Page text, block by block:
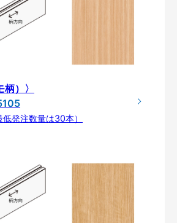
）〉
発注数量は30本）